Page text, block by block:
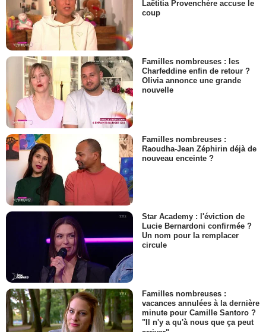
Laëtitia Provenchère accuse le
coup
Familles nombreuses : les
Charfeddine enfin de retour ?
Olivia annonce une grande
nouvelle
Familles nombreuses :
Raoudha-Jean Zéphirin déjà de
nouveau enceinte ?
Star Academy : l'éviction de
Lucie Bernardoni confirmée ?
Un nom pour la remplacer
circule
Familles nombreuses :
vacances annulées à la dernière
minute pour Camille Santoro ?
"Il n'y a qu'à nous que ça peut